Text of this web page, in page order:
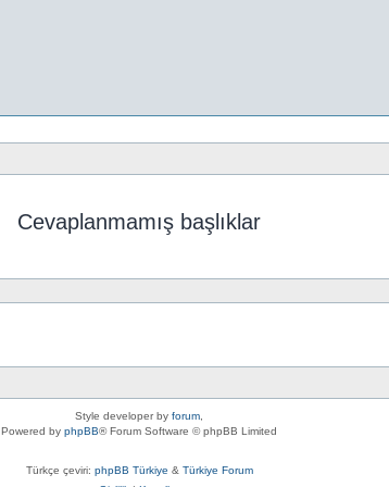
Cevaplanmamış başlıklar
Style developer by forum
Powered by phpBB® Forum Software © phpBB Limited
Türkçe çeviri: phpBB Türkiye & Türkiye Forum